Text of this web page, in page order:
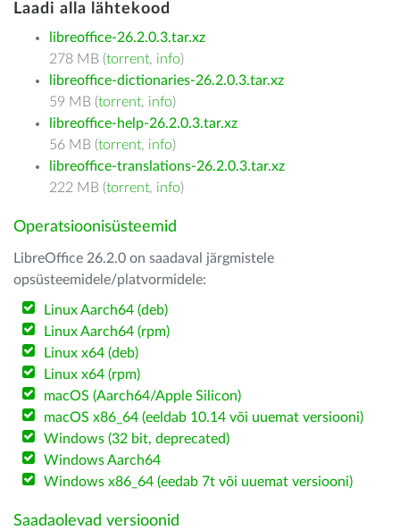
Laadi alla lähtekood
libreoffice-26.2.0.3.tar.xz
278 MB (torrent, info)
libreoffice-dictionaries-26.2.0.3.tar.xz
59 MB (torrent, info)
libreoffice-help-26.2.0.3.tar.xz
56 MB (torrent, info)
libreoffice-translations-26.2.0.3.tar.xz
222 MB (torrent, info)
Operatsioonisüsteemid
LibreOffice 26.2.0 on saadaval järgmistele
opsüsteemidele/platvormidele:
Linux Aarch64 (deb)
Linux Aarch64 (rpm)
Linux x64 (deb)
Linux x64 (rpm)
macOS (Aarch64/Apple Silicon)
macOS x86_64 (eeldab 10.14 või uuemat versiooni)
Windows (32 bit, deprecated)
Windows Aarch64
Windows x86_64 (eedab 7t või uuemat versiooni)
Saadaolevad versioonid